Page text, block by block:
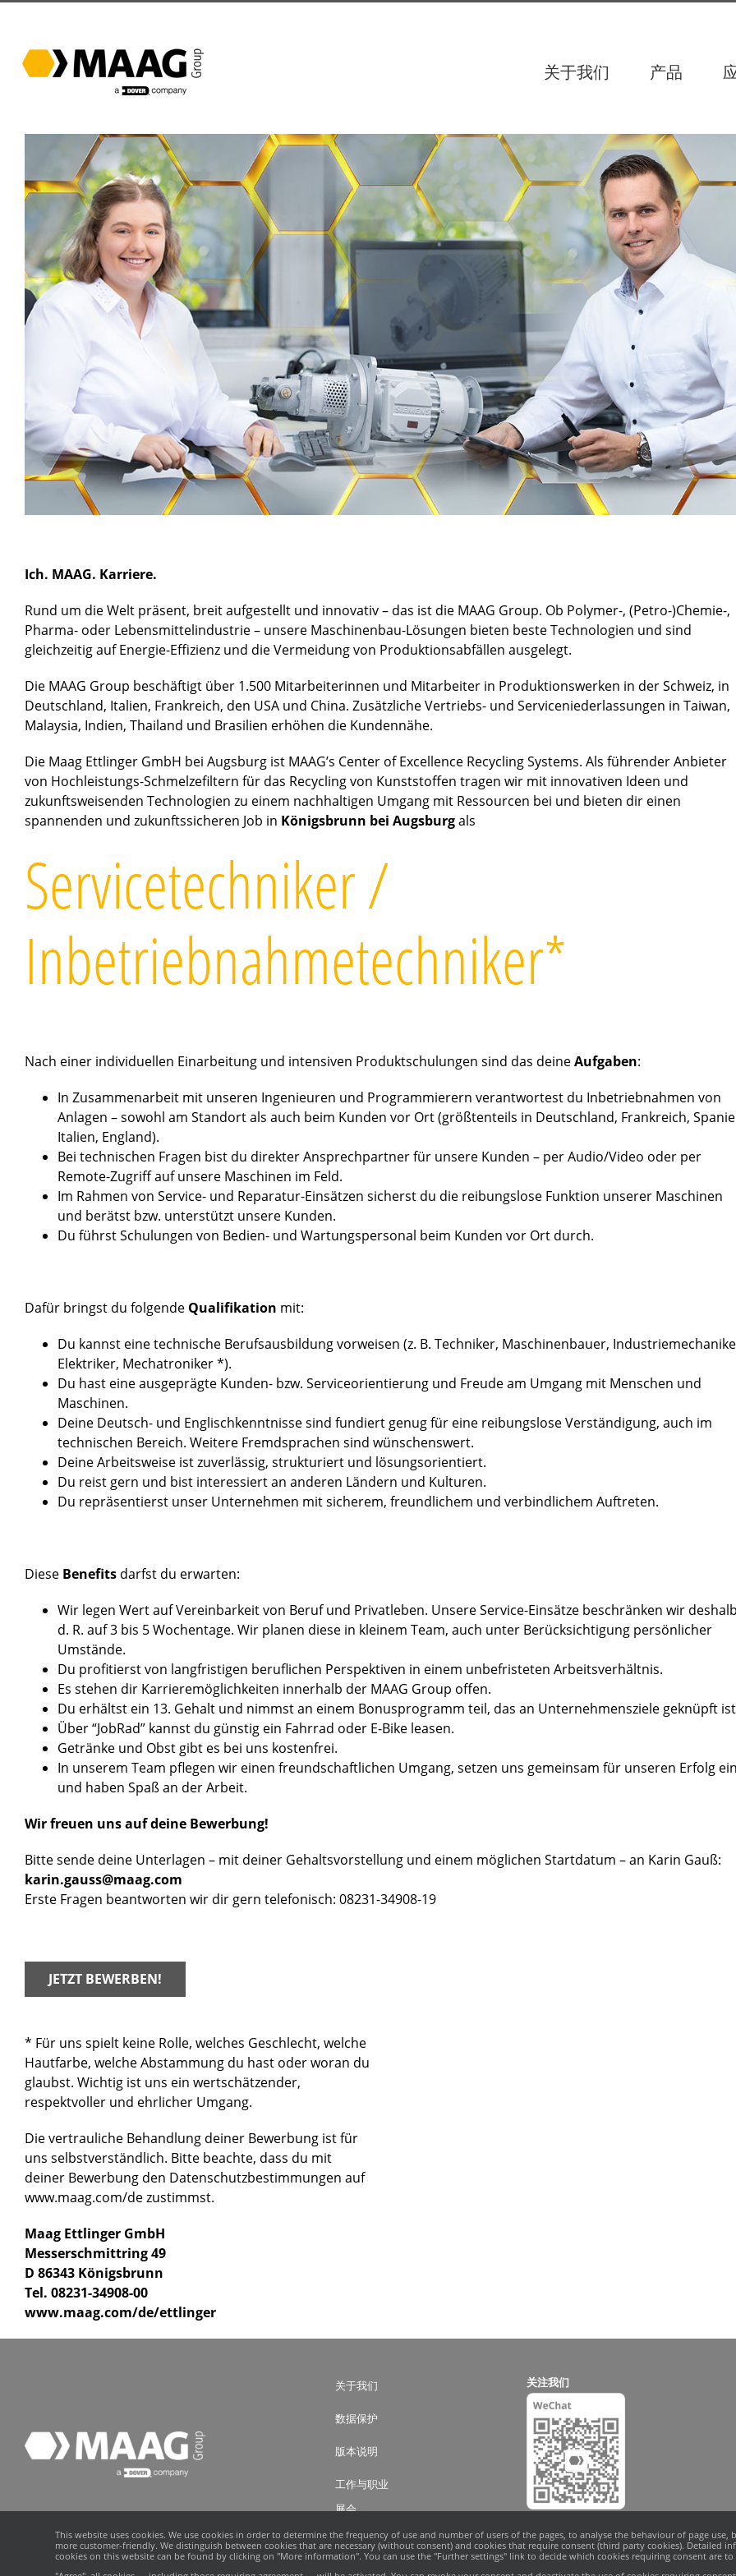
关于我们 产品
Ich. MAAG. Karriere.
Rund um die Welt präsent, breit aufgestellt und innovativ – das ist die MAAG Group. Ob Polymer-, (Petro-)Chemie-,
Pharma- oder Lebensmittelindustrie – unsere Maschinenbau-Lösungen bieten beste Technologien und sind
gleichzeitig auf Energie-Effizienz und die Vermeidung von Produktionsabfällen ausgelegt.
Die MAAG Group beschäftigt über 1.500 Mitarbeiterinnen und Mitarbeiter in Produktionswerken in der Schweiz, in
Deutschland, Italien, Frankreich, den USA und China. Zusätzliche Vertriebs- und Serviceniederlassungen in Taiwan,
Malaysia, Indien, Thailand und Brasilien erhöhen die Kundennähe.
Die Maag Ettlinger GmbH bei Augsburg ist MAAG’s Center of Excellence Recycling Systems. Als führender Anbieter
von Hochleistungs-Schmelzefiltern für das Recycling von Kunststoffen tragen wir mit innovativen Ideen und
zukunftsweisenden Technologien zu einem nachhaltigen Umgang mit Ressourcen bei und bieten dir einen
spannenden und zukunftssicheren Job in Königsbrunn bei Augsburgals
Servicetechniker /
Inbetriebnahmetechniker*
Nach einer individuellen Einarbeitung und intensiven Produktschulungen sind das deineAufgaben:
In Zusammenarbeit mit unseren Ingenieuren und Programmierern verantwortest du Inbetriebnahmen von
Anlagen – sowohl am Standort als auch beim Kunden vor Ort (größtenteils in Deutschland, Frankreich,
Italien, England).
Bei technischen Fragen bist du direkter Ansprechpartner für unsere Kunden – per Audio/Video oder per
Remote-Zugriff auf unsere Maschinen im Feld.
Im Rahmen von Service- und Reparatur-Einsätzen sicherst du die reibungslose Funktion unserer Maschinen
und berätst bzw. unterstützt unsere Kunden.
Du führst Schulungen von Bedien- und Wartungspersonal beim Kunden vor Ort durch.
Dafür bringst du folgende Qualifikation mit:
Du kannst eine technische Berufsausbildung vorweisen (z. B. Techniker, Maschinenbauer,
Elektriker, Mechatroniker *).
Du hast eine ausgeprägte Kunden- bzw. Serviceorientierung und Freude am Umgang mit Menschen und
Maschinen.
Deine Deutsch- und Englischkenntnisse sind fundiert genug für eine reibungslose Verständigung, auch im
technischen Bereich. Weitere Fremdsprachen sind wünschenswert.
Deine Arbeitsweise ist zuverlässig, strukturiert und lösungsorientiert.
Du reist gern und bist interessiert an anderen Ländern und Kulturen.
Du repräsentierst unser Unternehmen mit sicherem, freundlichem und verbindlichem Auftreten.
Diese Benefitsdarfst du erwarten:
Wir legen Wert auf Vereinbarkeit von Beruf und Privatleben. Unsere Service-Einsätze beschränken wir
d. R. auf 3 bis 5 Wochentage. Wir planen diese in kleinem Team, auch unter Berücksichtigung persönlicher
Umstände.
Du profitierst von langfristigen beruflichen Perspektiven in einem unbefristeten Arbeitsverhältnis.
Es stehen dir Karrieremöglichkeiten innerhalb der MAAG Group offen.
Du erhältst ein 13. Gehalt und nimmst an einem Bonusprogramm teil, das an Unternehmensziele geknüpft
Über “JobRad” kannst du günstig ein Fahrrad oder E-Bike leasen.
Getränke und Obst gibt es bei uns kostenfrei.
In unserem Team pflegen wir einen freundschaftlichen Umgang, setzen uns gemeinsam für unseren Erfolg ein
und haben Spaß an der Arbeit.
Wir freuen uns auf deine Bewerbung!
Bitte sende deine Unterlagen – mit deiner Gehaltsvorstellung und einem möglichen Startdatum – an Karin Gauß:
karin.gauss@maag.com
Erste Fragen beantworten wir dir gern telefonisch: 08231-34908-19
JETZT BEWERBEN!
* Für uns spielt keine Rolle, welches Geschlecht, welche
Hautfarbe, welche Abstammung du hast oder woran du
glaubst. Wichtig ist uns ein wertschätzender,
respektvoller und ehrlicher Umgang.
Die vertrauliche Behandlung deiner Bewerbung ist für
uns selbstverständlich. Bitte beachte, dass du mit
deiner Bewerbung den Datenschutzbestimmungen auf
www.maag.com/de zustimmst.
Maag Ettlinger GmbH
Messerschmittring 49
D 86343 Königsbrunn
Tel. 08231-34908-00
www.maag.com/de/ettlinger
关于我们
数据保护
版本说明
工作与职业
展会
媒体报道
关注我们
This website uses cookies. We use cookies in order to determine the frequency of use and number of users of the pages, to analyse the behaviour of page use,
more customer-friendly. We distinguish between cookies that are necessary (without consent) and cookies that require consent (third party cookies). Detailed
cookies on this website can be found by clicking on "More information". You can use the "Further settings" link to decide which cookies requiring consent are